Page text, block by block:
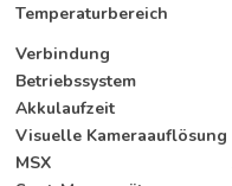
Temperaturbereich
Verbindung
Betriebssystem
Akkulaufzeit
Visuelle Kameraauflösung
MSX